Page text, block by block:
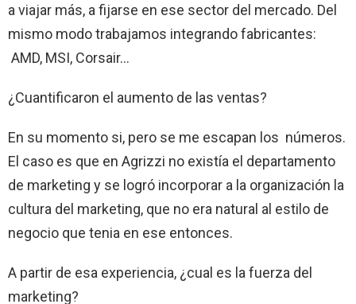
a viajar más, a fijarse en ese sector del mercado. Del
mismo modo trabajamos integrando fabricantes:
AMD, MSI, Corsair…
¿Cuantificaron el aumento de las ventas?
En su momento si, pero se me escapan los números.
El caso es que en Agrizzi no existía el departamento
de marketing y se logró incorporar a la organización la
cultura del marketing, que no era natural al estilo de
negocio que tenia en ese entonces.
A partir de esa experiencia, ¿cual es la fuerza del
marketing?